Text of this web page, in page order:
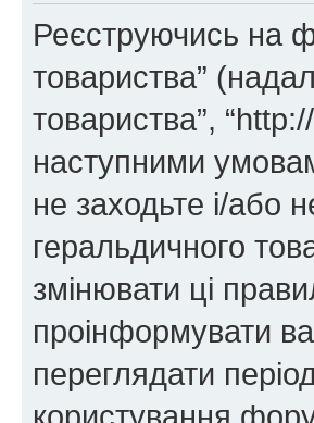
Реєструючись на
товариства”
товариства”,
наступними
не заходьте і/або
геральдичного
змінювати ці
проінформувати
переглядати